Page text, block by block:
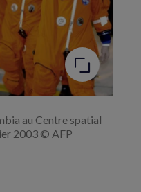
au Centre spatial
2003 © AFP